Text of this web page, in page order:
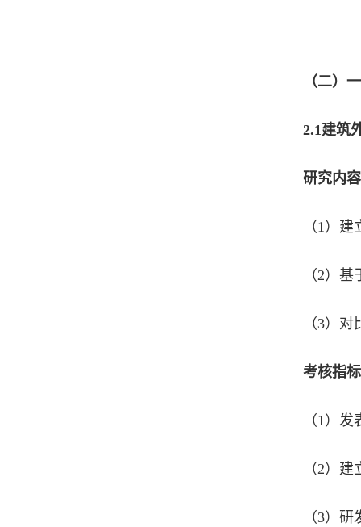
（二）
2.1建筑
研究内
（1）
（2）
（3）
考核指
（1）
（2）
（3）